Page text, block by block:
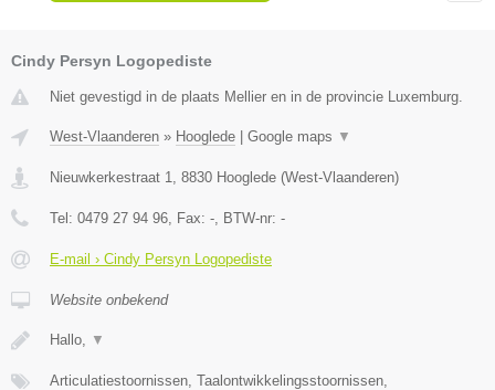
Cindy Persyn Logopediste
Niet gevestigd in de plaats Mellier en in de provincie Luxemburg.
West-Vlaanderen » Hooglede Google maps ▼
Nieuwkerkestraat 1 8830 Hooglede (West-Vlaanderen)
Tel: 0479 27 94 96 , Fax: - , BTW-nr: -
E-mail › Cindy Persyn Logopediste
Website onbekend
Hallo, ▼
Articulatiestoornissen, Taalontwikkelingsstoornissen,